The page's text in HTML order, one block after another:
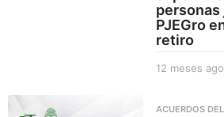
personas
PJEGro
retiro
12 meses ago
ACUERDOS